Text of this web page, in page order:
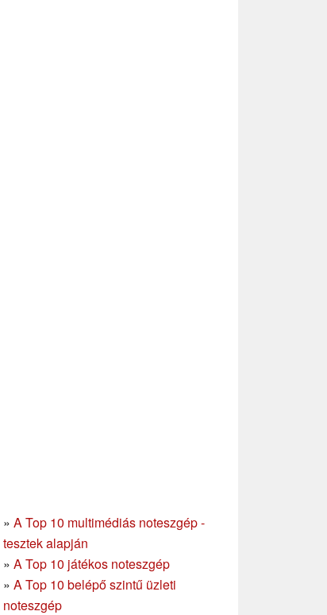
» A Top 10 multimédiás noteszgép -
tesztek alapján
» A Top 10 játékos noteszgép
» A Top 10 belépő szintű üzleti
noteszgép